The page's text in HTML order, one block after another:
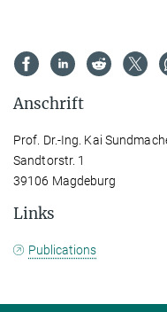
Anschrift
Prof. Dr.-Ing. Kai
Sandtorstr. 1
39106 Magdeburg
Links
Publications